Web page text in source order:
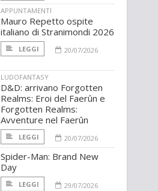
APPUNTAMENTI
Mauro Repetto ospite
italiano di Stranimondi 2026
LEGGI 20/07/2026
LUDOFANTASY
D&D: arrivano Forgotten
Realms: Eroi del Faerûn e
Forgotten Realms:
Avventure nel Faerûn
LEGGI 20/07/2026
Spider-Man: Brand New
Day
LEGGI 29/07/2026